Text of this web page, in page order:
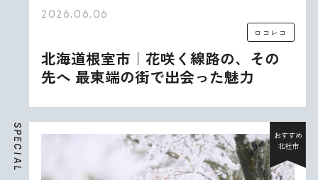
2026.06.06
ロコレコ
北海道根室市｜花咲く線路の、その
先へ 最東端の街で出会った魅力
S
P
E
C
I
A
L
おすすめ
北杜市